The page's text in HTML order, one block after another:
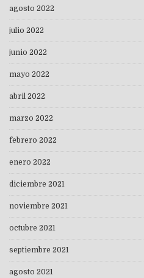
agosto 2022
julio 2022
junio 2022
mayo 2022
abril 2022
marzo 2022
febrero 2022
enero 2022
diciembre 2021
noviembre 2021
octubre 2021
septiembre 2021
agosto 2021